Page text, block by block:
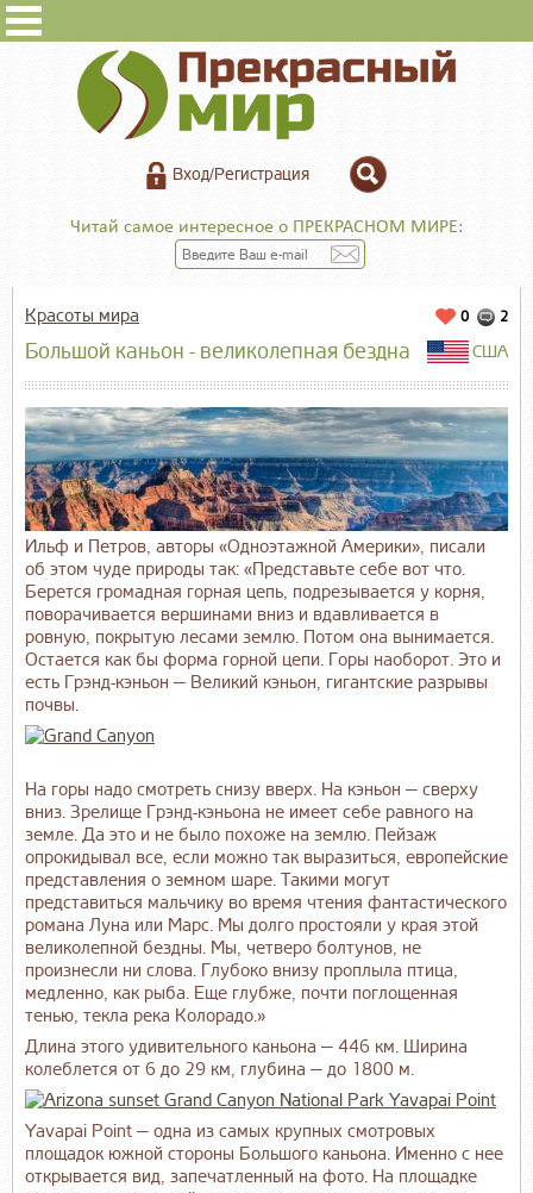
Вход/Регистрация
Читай самое интересное о ПРЕКРАСНОМ МИРЕ:
2
0
Красоты мира
Большой каньон - великолепная бездна США
Ильф и Петров, авторы «Одноэтажной Америки», писали
об этом чуде природы так: «Представьте себе вот что.
Берется громадная горная цепь, подрезывается у корня,
поворачивается вершинами вниз и вдавливается в
ровную, покрытую лесами землю. Потом она вынимается.
Остается как бы форма горной цепи. Горы наоборот. Это и
есть Грэнд-кэньон — Великий кэньон, гигантские разрывы
почвы.
На горы надо смотреть снизу вверх. На кэньон — сверху
вниз. Зрелище Грэнд-кэньона не имеет себе равного на
земле. Да это и не было похоже на землю. Пейзаж
опрокидывал все, если можно так выразиться, европейские
представления о земном шаре. Такими могут
представиться мальчику во время чтения фантастического
романа Луна или Марс. Мы долго простояли у края этой
великолепной бездны. Мы, четверо болтунов, не
произнесли ни слова. Глубоко внизу проплыла птица,
медленно, как рыба. Еще глубже, почти поглощенная
тенью, текла река Колорадо.»
Длина этого удивительного каньона — 446 км. Ширина
колеблется от 6 до 29 км, глубина — до 1800 м.
Yavapai Point — одна из самых крупных смотровых
площадок южной стороны Большого каньона. Именно с нее
открывается вид, запечатленный на фото. На площадке